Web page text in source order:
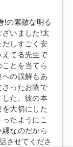
!の素敵な明る
いました!太
しすごく安
てる先生で
とを当てら
の誤解もあ
さったお陰で
た。彼の本
大切にした
たようにこ
なのだから
させてくださ